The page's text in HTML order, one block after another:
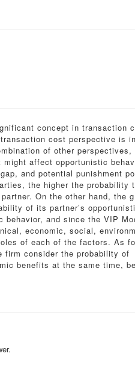
concept in transaction
cost perspective is
of other perspectives,
affect opportunistic
and potential punishment
the higher the probability
On the other hand, the
of its partner’s
and since the VIP
economic, social,
of each of the factors. As
firm consider the probability of
benefits at the same time,